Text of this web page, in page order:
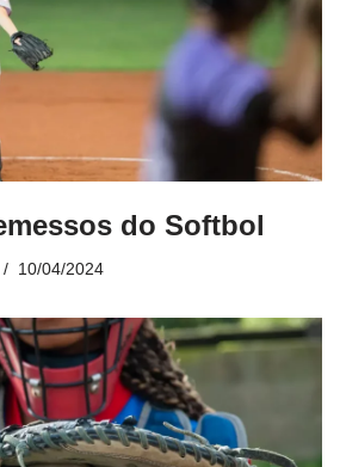
do Softbol
10/04/2024